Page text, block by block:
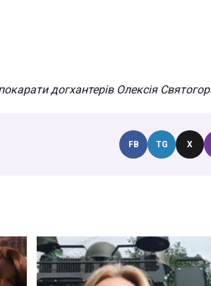
догхантерів Олексія
FB TG X